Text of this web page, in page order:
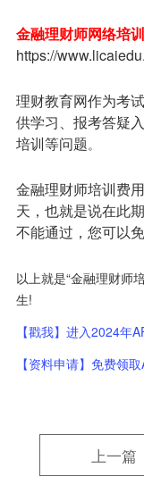
金融理财师网络培
https://
理财教育网作为考
供学习、报考答疑入
培训等问题。
金融理财师培训费
天，也就是说在此
不能通过，您可以
以上就是“金融理财师
生!
【戳我】进入2024年
【资料申请】免费领
上一篇